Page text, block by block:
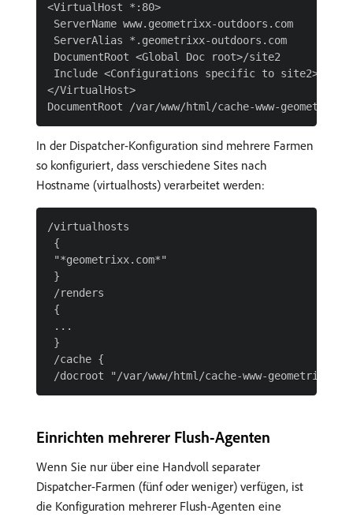
<VirtualHost *:80>
ServerName www.geometrixx-outdoors.com
ServerAlias *.geometrixx-outdoors.com
DocumentRoot <Global Doc root>/site2
Include <Configurations specific to site2>
</VirtualHost>
In der Dispatcher-Konfiguration sind mehrere Farmen
so konfiguriert, dass verschiedene Sites nach
Hostname (virtualhosts) verarbeitet werden:
/virtualhosts
{
"*geometrixx.com*"
}
/renders
{
...
}
/cache {
Einrichten mehrerer Flush-Agenten
Wenn Sie nur über eine Handvoll separater
Dispatcher-Farmen (fünf oder weniger) verfügen, ist
die Konfiguration mehrerer Flush-Agenten eine